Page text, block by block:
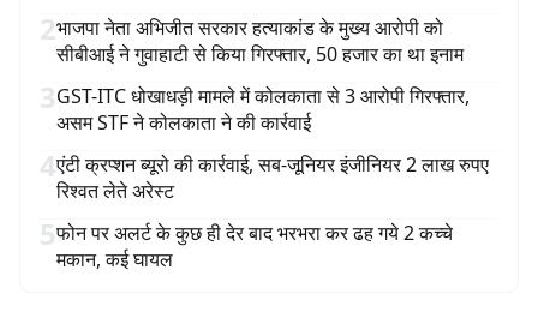
2भाजपा नेता अभिजीत सरकार हत्याकांड के मुख्य आरोपी को
सीबीआई ने गुवाहाटी से किया गिरफ्तार, 50 हजार का था इनाम
3GST-ITC धोखाधड़ी मामले में कोलकाता से 3 आरोपी गिरफ्तार,
असम STF ने कोलकाता ने की कार्रवाई
4एंटी क्रप्शन ब्यूरो की कार्रवाई, सब-जूनियर इंजीनियर 2 लाख रुपए
रिश्वत लेते अरेस्ट
5फोन पर अलर्ट के कुछ ही देर बाद भरभरा कर ढह गये 2 कच्चे
मकान, कई घायल